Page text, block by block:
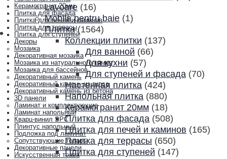
Керамогранит 20мм
Плитка для фасада
Плитка для печей и каминов
Плитка для террасы
Плитка для ступеней
Декоры
Мозаика
Декоративная мозаика
Мозаика из натурального камня
Мозаика для бассейнов
Декоративный камень
Декоративный камень из гипса
Декоративный камень из бетона
3D панели
Ламинат и комплектующие
Ламинат напольный
Кварц-винил SPC
Плинтус напольный
Подложка под ламинат
Сопутствующие товары
Декоративные панели
Искусственная трава
Lavoare (16)
Mobila pentru baie (1)
Плитка (1564)
Коллекции плитки (137)
Для ванной (66)
Для кухни (57)
Для ступеней и фасада (70)
Настенная плитка (424)
Напольная плитка (880)
Керамогранит 20мм (18)
Плитка для фасада (508)
Плитка для печей и каминов (165)
Плитка для террасы (650)
Плитка для ступеней (147)